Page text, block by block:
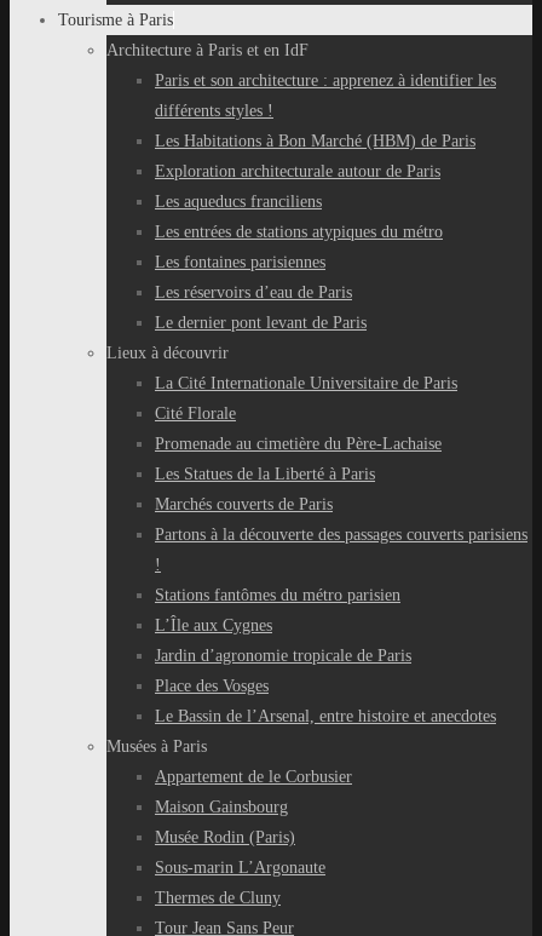
Tourisme à Paris
Architecture à Paris et en IdF
Paris et son architecture : apprenez à identifier les
différents styles !
Les Habitations à Bon Marché (HBM) de Paris
Exploration architecturale autour de Paris
Les aqueducs franciliens
Les entrées de stations atypiques du métro
Les fontaines parisiennes
Les réservoirs d’eau de Paris
Le dernier pont levant de Paris
Lieux à découvrir
La Cité Internationale Universitaire de Paris
Cité Florale
Promenade au cimetière du Père-Lachaise
Les Statues de la Liberté à Paris
Marchés couverts de Paris
Partons à la découverte des passages couverts parisiens
!
Stations fantômes du métro parisien
L’Île aux Cygnes
Jardin d’agronomie tropicale de Paris
Place des Vosges
Le Bassin de l’Arsenal, entre histoire et anecdotes
Musées à Paris
Appartement de le Corbusier
Maison Gainsbourg
Musée Rodin (Paris)
Sous-marin L’Argonaute
Thermes de Cluny
Tour Jean Sans Peur